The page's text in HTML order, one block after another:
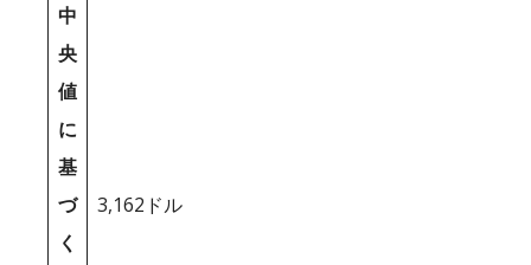
中
央
値
に
基
づ
く
3,162ドル